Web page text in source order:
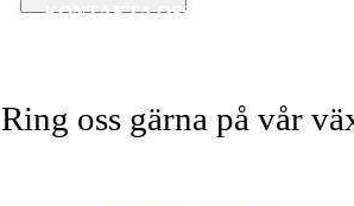
KONTAKTA OSS
Ring oss gärna på vår